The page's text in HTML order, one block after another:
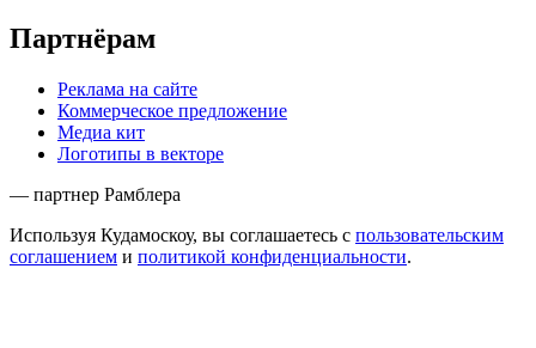
Партнёрам
Реклама на сайте
Коммерческое предложение
Медиа кит
Логотипы в векторе
— партнер Рамблера
Используя Кудамоскоу, вы соглашаетесь с пользовательским
соглашением и политикой конфиденциальности.